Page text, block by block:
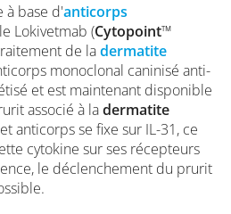
à base d'anticorps
Lokivetmab (Cytopoint™
de ladermatite
monoclonal caninisé anti-
et est maintenant disponible
associé à ladermatite
anticorps se fixe sur IL-31, ce
cytokine sur ses récepteurs
le déclenchement du prurit